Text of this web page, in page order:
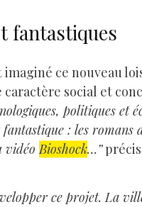
fantastiques
imaginé ce nouveau
social et
politiques et
: les romans
vidéoBioshock…”
ce projet. La